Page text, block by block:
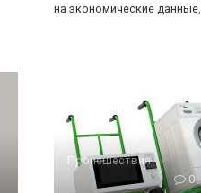
на экономические данные,
Происшествия
0